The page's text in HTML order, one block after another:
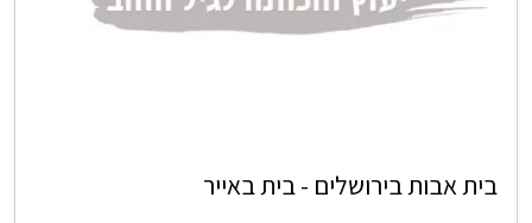
בית אבות בירושלים - בית באייר